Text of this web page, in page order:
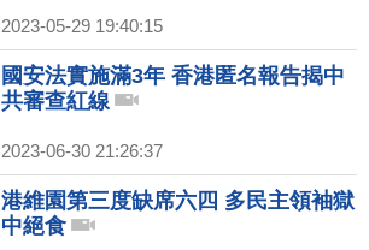
2023-05-29 19:40:15
國安法實施滿3年 香港匿名報告揭中
共審查紅線
2023-06-30 21:26:37
港維園第三度缺席六四 多民主領袖獄
中絕食